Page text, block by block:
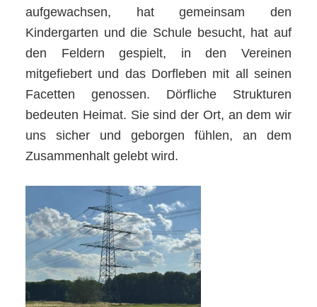
aufgewachsen, hat gemeinsam den
Kindergarten und die Schule besucht, hat auf
den Feldern gespielt, in den Vereinen
mitgefiebert und das Dorfleben mit all seinen
Facetten genossen. Dörfliche Strukturen
bedeuten Heimat. Sie sind der Ort, an dem wir
uns sicher und geborgen fühlen, an dem
Zusammenhalt gelebt wird.